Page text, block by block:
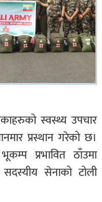
स्वस्थ्य उपचार
प्रस्थान गरेको छ।
प्रभावित ठाँउमा
सेनाको टोली